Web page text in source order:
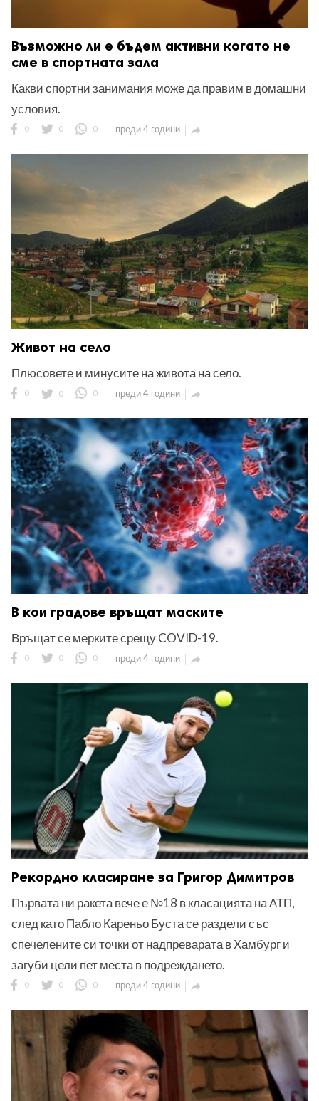
Възможно ли е бъдем активни когато не
сме в спортната зала
Какви спортни занимания може да правим в домашни
условия.
0 0 0 преди 4 години 
Живот на село
Плюсовете и минусите на живота на село.
0 0 0 преди 4 години 
В кои градове връщат маските
Връщат се мерките срещу COVID-19.
0 0 0 преди 4 години 
Рекордно класиране за Григор Димитров
Първата ни ракета вече е №18 в класацията на АТП,
след като Пабло Кареньо Буста се раздели със
спечелените си точки от надпреварата в Хамбург и
загуби цели пет места в подреждането.
0 0 0 преди 4 години 